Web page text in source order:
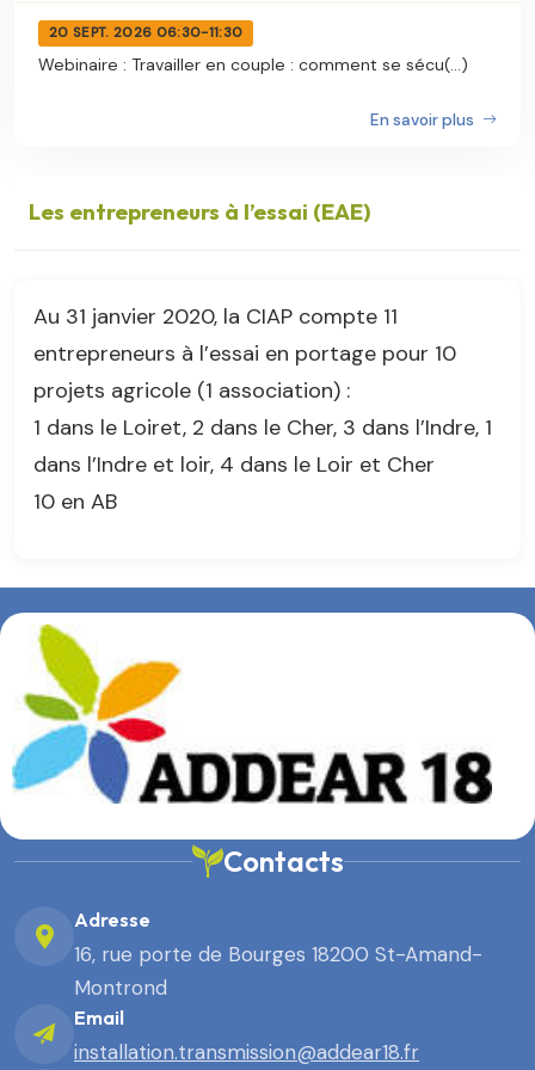
20 SEPT. 2026 06:30-11:30
Webinaire : Travailler en couple : comment se sécu(...)
En savoir plus
Les entrepreneurs à l’essai (EAE)
Au 31 janvier 2020, la CIAP compte 11
entrepreneurs à l’essai en portage pour 10
projets agricole (1 association) :
1 dans le Loiret, 2 dans le Cher, 3 dans l’Indre, 1
dans l’Indre et loir, 4 dans le Loir et Cher
10 en AB
Contacts
Adresse
16, rue porte de Bourges 18200 St-Amand-
Montrond
Email
installation.transmission@addear18.fr